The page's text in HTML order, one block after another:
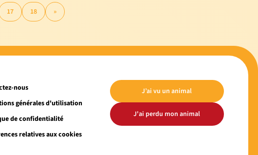
17 18 »
nous
générales d'utilisation
de confidentialité
relatives aux cookies
J’ai vu un animal
J'ai perdu mon animal